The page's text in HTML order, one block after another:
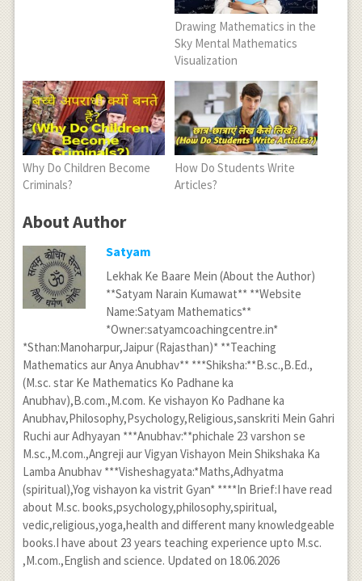
Drawing Mathematics in the
Sky Mental Mathematics
Visualization
Why Do Children Become
Criminals?
How Do Students Write
Articles?
About Author
Satyam
Lekhak Ke Baare Mein (About the Author)
**Satyam Narain Kumawat** **Website
Name:Satyam Mathematics**
*Owner:satyamcoachingcentre.in*
*Sthan:Manoharpur,Jaipur (Rajasthan)* **Teaching
Mathematics aur Anya Anubhav** ***Shiksha:**B.sc.,B.Ed.,
(M.sc. star Ke Mathematics Ko Padhane ka
Anubhav),B.com.,M.com. Ke vishayon Ko Padhane ka
Anubhav,Philosophy,Psychology,Religious,sanskriti Mein Gahri
Ruchi aur Adhyayan ***Anubhav:**phichale 23 varshon se
M.sc.,M.com.,Angreji aur Vigyan Vishayon Mein Shikshaka Ka
Lamba Anubhav ***Visheshagyata:*Maths,Adhyatma
(spiritual),Yog vishayon ka vistrit Gyan* ****In Brief:I have read
about M.sc. books,psychology,philosophy,spiritual,
vedic,religious,yoga,health and different many knowledgeable
books.I have about 23 years teaching experience upto M.sc.
,M.com.,English and science. Updated on 18.06.2026